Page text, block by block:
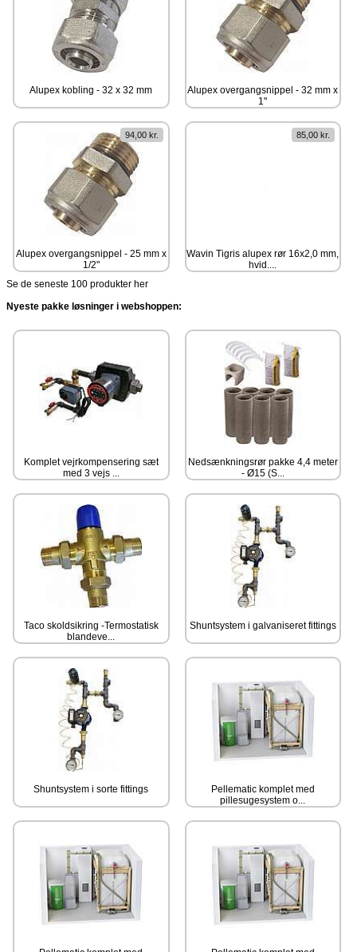
Alupex kobling - 32 x 32 mm
Alupex overgangsnippel - 32 mm x
1"
Alupex overgangsnippel - 25 mm x
1/2"
94,00 kr.
Wavin Tigris alupex rør 16x2,0 mm,
hvid....
85,00 kr.
Se de seneste 100 produkter her
Nyeste pakke løsninger i webshoppen:
Komplet vejrkompensering sæt
med 3 vejs ...
Nedsænkningsrør pakke 4,4 meter
- Ø15 (S...
Taco skoldsikring -Termostatisk
blandeve...
Shuntsystem i galvaniseret fittings
Shuntsystem i sorte fittings
Pellematic komplet med
pillesugesystem o...